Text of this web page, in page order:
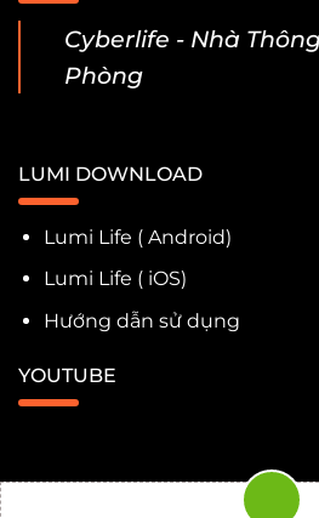
Cyberlife - Nhà
Phòng
LUMI DOWNLOAD
Lumi Life ( Android)
Lumi Life ( iOS)
Hướng dẫn sử dụng
YOUTUBE